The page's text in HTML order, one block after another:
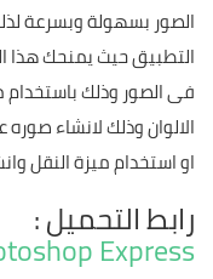
الصور بسهولة وبسرعة
التطبيق حيث يمنحك هذا
فى الصور وذلك باستخدام
الالوان وذلك لانشاء
او استخدام ميزة النقل
رابط
Express